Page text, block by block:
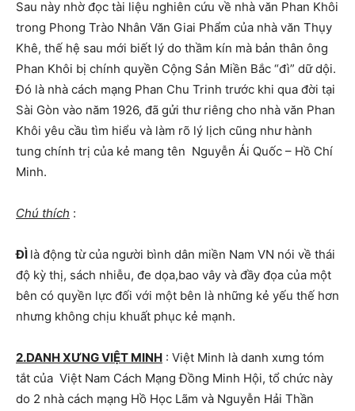
Sau này nhờ đọc tài liệu nghiên cứu về nhà văn Phan Khôi
trong Phong Trào Nhân Văn Giai Phẩm của nhà văn Thụy
Khê, thế hệ sau mới biết lý do thầm kín mà bản thân ông
Phan Khôi bị chính quyền Cộng Sản Miền Bắc “đì” dữ dội.
Đó là nhà cách mạng Phan Chu Trinh trước khi qua đời tại
Sài Gòn vào năm 1926, đã gửi thư riêng cho nhà văn Phan
Khôi yêu cầu tìm hiểu và làm rõ lý lịch cũng như hành
tung chính trị của kẻ mang tên Nguyễn Ái Quốc – Hồ Chí
Minh.
Chú thích :
ĐÌ là động từ của người bình dân miền Nam VN nói về thái
độ kỳ thị, sách nhiễu, đe dọa,bao vây và đầy đọa của một
bên có quyền lực đối với một bên là những kẻ yếu thế hơn
nhưng không chịu khuất phục kẻ mạnh.
2.DANH XƯNG VIỆT MINH : Việt Minh là danh xưng tóm
tắt của Việt Nam Cách Mạng Đồng Minh Hội, tổ chức này
do 2 nhà cách mạng Hồ Học Lãm và Nguyễn Hải Thần